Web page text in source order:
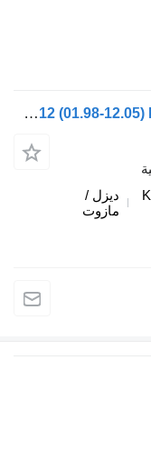
معدل نظام الفرامل الإلكترونية Knorr-Bremse FM12 (01.98-12.05) K021203 لـ الشاحنات Volvo FM7-FM12, FM, FMX (1998-2014)
ديزل /
مازوت